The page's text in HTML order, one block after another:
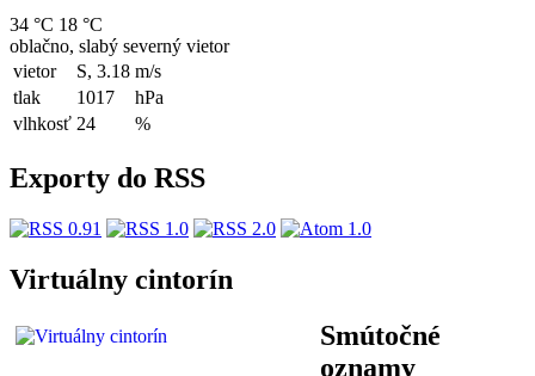
34 °C 18 °C
oblačno, slabý severný vietor
vietor
S, 3.18 m/s
tlak
1017
hPa
vlhkosť 24 %
Exporty do RSS
Virtuálny cintorín
Smútočné
oznamy